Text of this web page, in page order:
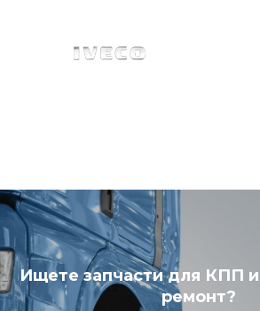
Ищете запчасти для КПП
ремонт?